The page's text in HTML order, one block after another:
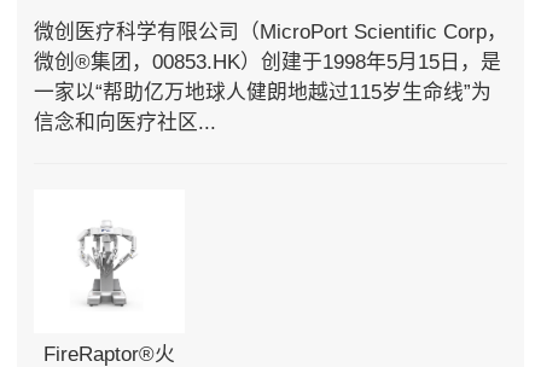
微创医疗科学有限公司（MicroPort Scientific Corp，
微创®集团，00853.HK）创建于1998年5月15日，是
一家以“帮助亿万地球人健朗地越过115岁生命线”为
信念和向医疗社区...
FireRaptor®火